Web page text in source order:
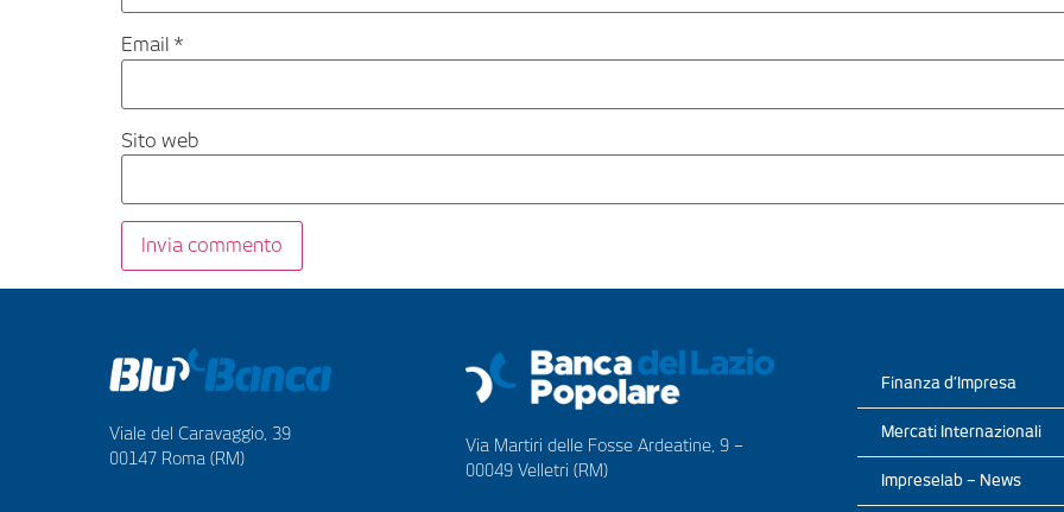
Email *
Sito web
Viale del Caravaggio, 39
00147 Roma (RM)
Via Martiri delle Fosse Ardeatine, 9 –
00049 Velletri (RM)
Finanza d’Impresa
Mercati Internazionali
Impreselab – News